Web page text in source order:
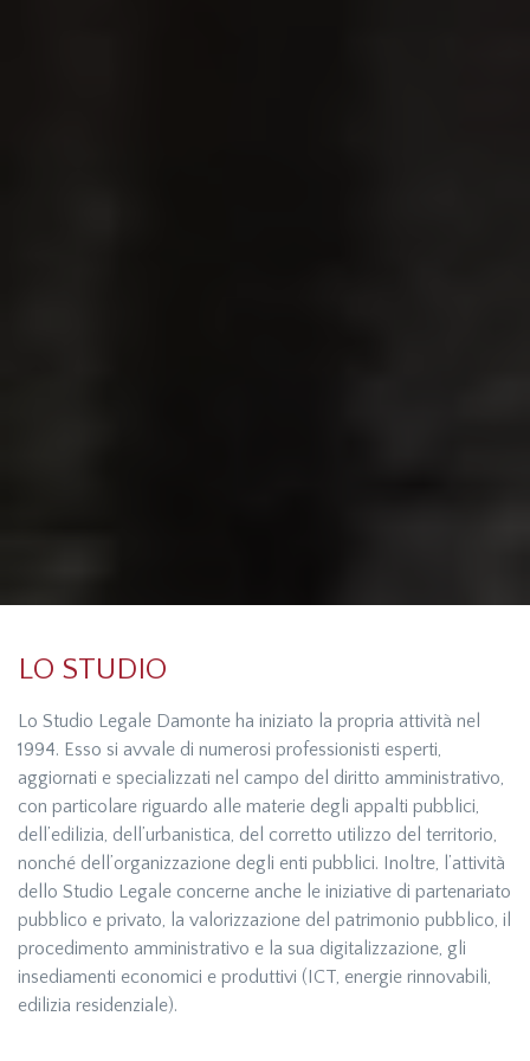
LO STUDIO
Lo Studio Legale Damonte ha iniziato la propria attività nel
1994. Esso si avvale di numerosi professionisti esperti,
aggiornati e specializzati nel campo del diritto amministrativo,
con particolare riguardo alle materie degli appalti pubblici,
dell’edilizia, dell’urbanistica, del corretto utilizzo del territorio,
nonché dell’organizzazione degli enti pubblici. Inoltre, l’attività
dello Studio Legale concerne anche le iniziative di partenariato
pubblico e privato, la valorizzazione del patrimonio pubblico, il
procedimento amministrativo e la sua digitalizzazione, gli
insediamenti economici e produttivi (ICT, energie rinnovabili,
edilizia residenziale).